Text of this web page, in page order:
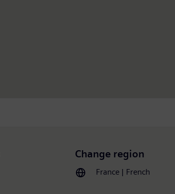
Change region
France | French